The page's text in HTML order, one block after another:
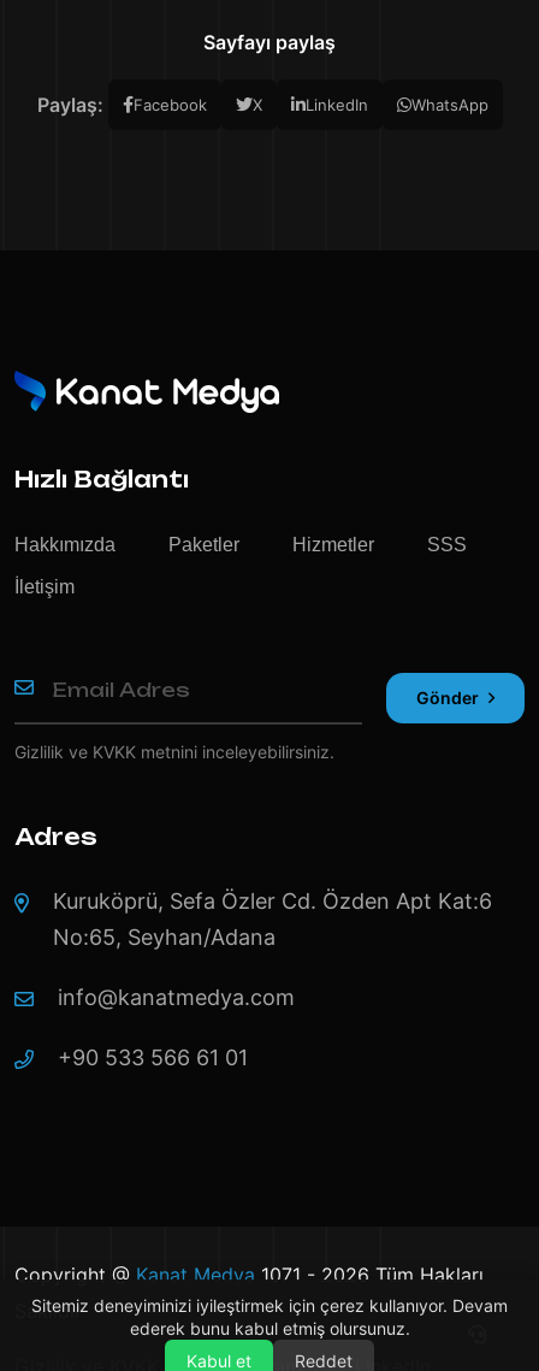
Sayfayı paylaş
Paylaş: Facebook X LinkedIn WhatsApp
Hızlı Bağlantı
Hakkımızda Paketler Hizmetler SSS
İletişim
Gönder
Gizlilik ve KVKK metnini inceleyebilirsiniz.
Adres
Kuruköprü, Sefa Özler Cd. Özden Apt Kat:6
No:65, Seyhan/Adana
info@kanatmedya.com
+90 533 566 61 01
Copyright @ Kanat Medya 1071 - 2026 Tüm Hakları
Saklıdır
Instagram
Sitemiz deneyiminizi iyileştirmek için çerez kullanıyor. Devam
ederek bunu kabul etmiş olursunuz.
Kabul et
Reddet